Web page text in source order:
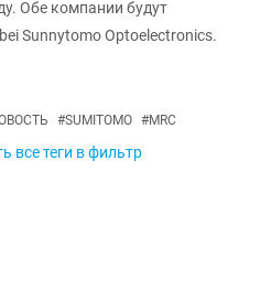
Обе компании будут
Sunnytomo Optoelectronics.
#SUMITOMO #MRC
все теги в фильтр